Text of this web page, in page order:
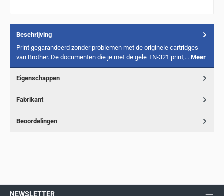
Beschrijving
Print gegarandeerd zonder problemen met de originele cartridges
van Brother. De documenten die je met de gele TN-321 print,… Meer
Eigenschappen
Fabrikant
Beoordelingen
NEWSLETTER